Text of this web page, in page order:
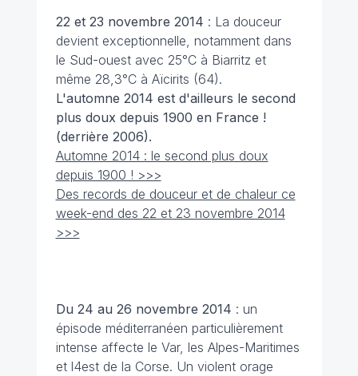
22 et 23 novembre 2014 : La douceur
devient exceptionnelle, notamment dans
le Sud-ouest avec 25°C à Biarritz et
même 28,3°C à Aïcirits (64).
L'automne 2014 est d'ailleurs le second
plus doux depuis 1900 en France !
(derrière 2006).
Automne 2014 : le second plus doux
depuis 1900 ! >>>
Des records de douceur et de chaleur ce
week-end des 22 et 23 novembre 2014
>>>
Du 24 au 26 novembre 2014 : un
épisode méditerranéen particulièrement
intense affecte le Var, les Alpes-Maritimes
et l4est de la Corse. Un violent orage